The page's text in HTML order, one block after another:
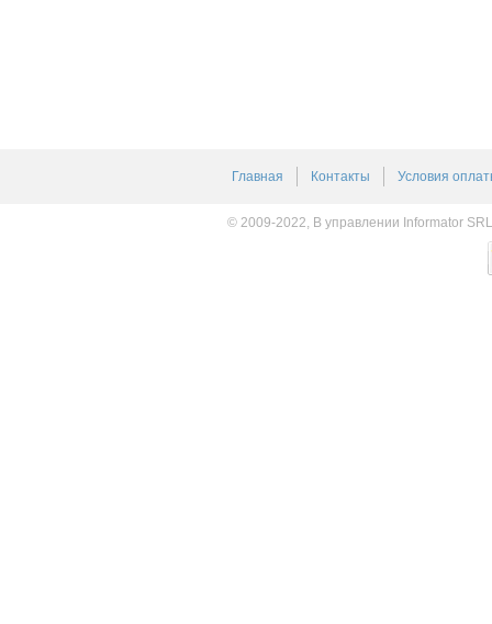
Главная Контакты Условия
© 2009-2022, В управлении Informator SRL